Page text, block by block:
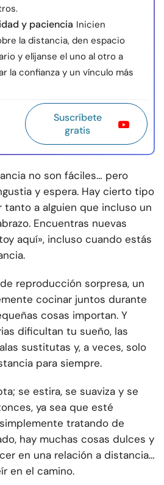
y paciencia Inicien
la distancia, den espacio
y elíjanse el uno al otro a
la confianza y un vínculo más
Suscríbete
gratis
no son fáciles… pero
y espera. Hay cierto tipo
tanto a alguien que incluso un
Encuentras nuevas
aquí», incluso cuando estás
reproducción sorpresa, un
cocinar juntos durante
cosas importan. Y
dificultan tu sueño, las
sustitutas y, a veces, solo
para siempre.
se estira, se suaviza y se
ya sea que esté
tratando de
hay muchas cosas dulces y
en una relación a distancia…
en el camino.